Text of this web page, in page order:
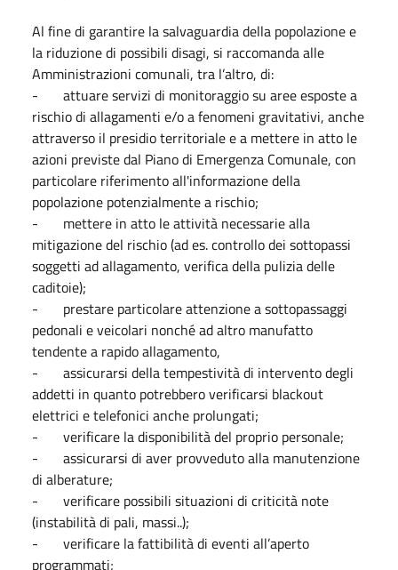
Al fine di garantire la salvaguardia della popolazione e
la riduzione di possibili disagi, si raccomanda alle
Amministrazioni comunali, tra l’altro, di:
- attuare servizi di monitoraggio su aree esposte a
rischio di allagamenti e/o a fenomeni gravitativi, anche
attraverso il presidio territoriale e a mettere in atto le
azioni previste dal Piano di Emergenza Comunale, con
particolare riferimento all'informazione della
popolazione potenzialmente a rischio;
- mettere in atto le attività necessarie alla
mitigazione del rischio (ad es. controllo dei sottopassi
soggetti ad allagamento, verifica della pulizia delle
caditoie);
- prestare particolare attenzione a sottopassaggi
pedonali e veicolari nonché ad altro manufatto
tendente a rapido allagamento,
- assicurarsi della tempestività di intervento degli
addetti in quanto potrebbero verificarsi blackout
elettrici e telefonici anche prolungati;
- verificare la disponibilità del proprio personale;
- assicurarsi di aver provveduto alla manutenzione
di alberature;
- verificare possibili situazioni di criticità note
(instabilità di pali, massi..);
- verificare la fattibilità di eventi all’aperto
programmati;